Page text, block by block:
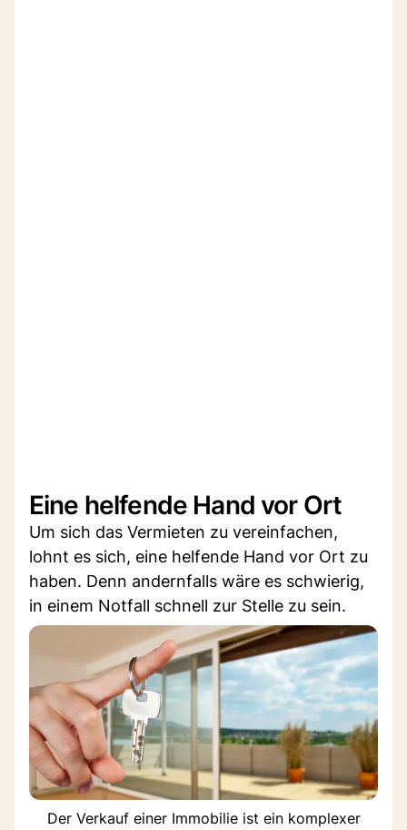
Eine helfende Hand vor Ort
Um sich das Vermieten zu vereinfachen,
lohnt es sich, eine helfende Hand vor Ort zu
haben. Denn andernfalls wäre es schwierig,
in einem Notfall schnell zur Stelle zu sein.
Der Verkauf einer Immobilie ist ein komplexer